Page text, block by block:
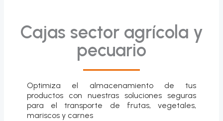
Cajas sector agrícola y
pecuario
Optimiza el almacenamiento de tus
productos con nuestras soluciones seguras
para el transporte de frutas, vegetales,
mariscos y carnes